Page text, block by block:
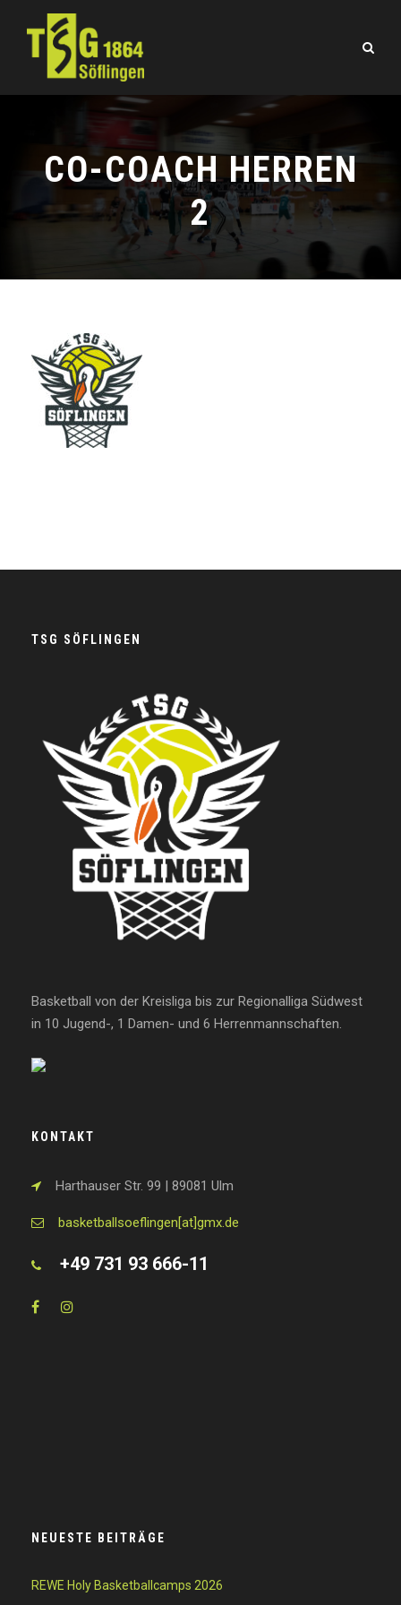
CO-COACH HERREN
2
TSG SÖFLINGEN
Basketball von der Kreisliga bis zur Regionalliga Südwest
in 10 Jugend-, 1 Damen- und 6 Herrenmannschaften.
KONTAKT
Harthauser Str. 99 | 89081 Ulm
basketballsoeflingen[at]gmx.de
+49 731 93 666-11
NEUESTE BEITRÄGE
REWE Holy Basketballcamps 2026